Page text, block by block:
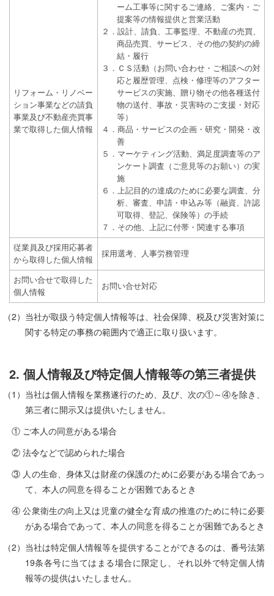
リフォーム・リノベー
ション事業などの請負
事業及び不動産売買事
業で取得した個人情報
ーム工事等に関するご連絡、ご案内・ご
提案等の情報提供と営業活動
２．設計、請負、工事監理、不動産の売買、
商品売買、サービス、その他の契約の締
結・履行
３．ＣＳ活動（お問い合わせ・ご相談への対
応と履歴管理、点検・修理等のアフター
サービスの実施、贈り物その他各種送付
物の送付、事故・災害時のご支援・対応
等）
４．商品・サービスの企画・研究・開発・改
善
５．マーケティング活動、満足度調査等のア
ンケート調査（ご意見等のお願い）の実
施
６．上記目的の達成のために必要な調査、分
析、審査、申請・申込み等（融資、許認
可取得、登記、保険等）の手続
７．その他、上記に付帯・関連する事項
従業員及び採用応募者
から取得した個人情報
採用選考、人事労務管理
お問い合せで取得した
個人情報
お問い合せ対応
（2）当社が取扱う特定個人情報等は、社会保障、税及び災害対策に
関する特定の事務の範囲内で適正に取り扱います。
2. 個人情報及び特定個人情報等の第三者提供
（1）当社は個人情報を業務遂行のため、及び、次の①～④を除き、
第三者に開示又は提供いたしません。
① ご本人の同意がある場合
② 法令などで認められた場合
③ 人の生命、身体又は財産の保護のために必要がある場合であっ
て、本人の同意を得ることが困難であるとき
④ 公衆衛生の向上又は児童の健全な育成の推進のために特に必要
がある場合であって、本人の同意を得ることが困難であるとき
（2）当社は特定個人情報等を提供することができるのは、番号法第
19条各号に当てはまる場合に限定し、それ以外で特定個人情
報等の提供はいたしません。